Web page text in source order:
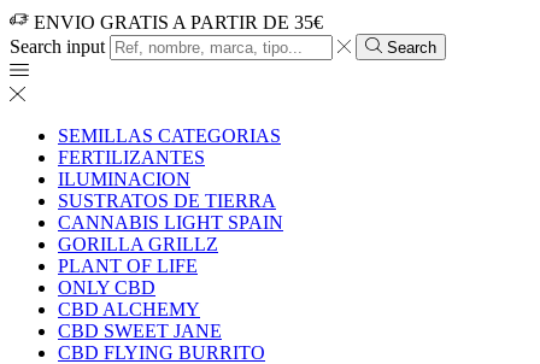
ENVIO GRATIS A PARTIR DE 35€
Search input
Search
SEMILLAS CATEGORIAS
FERTILIZANTES
ILUMINACION
SUSTRATOS DE TIERRA
CANNABIS LIGHT SPAIN
GORILLA GRILLZ
PLANT OF LIFE
ONLY CBD
CBD ALCHEMY
CBD SWEET JANE
CBD FLYING BURRITO